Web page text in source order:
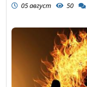
05 август 50